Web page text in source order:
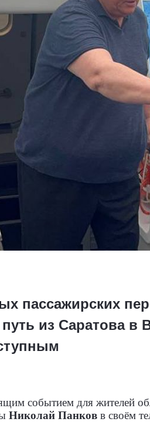
пассажирских
из Саратова в
событием для жителей
Николай Панков в своём